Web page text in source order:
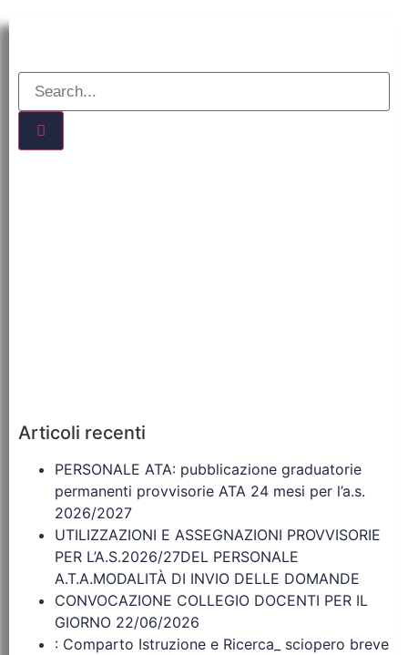
Articoli recenti
PERSONALE ATA: pubblicazione graduatorie
permanenti provvisorie ATA 24 mesi per l’a.s.
2026/2027
UTILIZZAZIONI E ASSEGNAZIONI PROVVISORIE
PER L’A.S.2026/27DEL PERSONALE
A.T.A.MODALITÀ DI INVIO DELLE DOMANDE
CONVOCAZIONE COLLEGIO DOCENTI PER IL
GIORNO 22/06/2026
: Comparto Istruzione e Ricerca_ sciopero breve